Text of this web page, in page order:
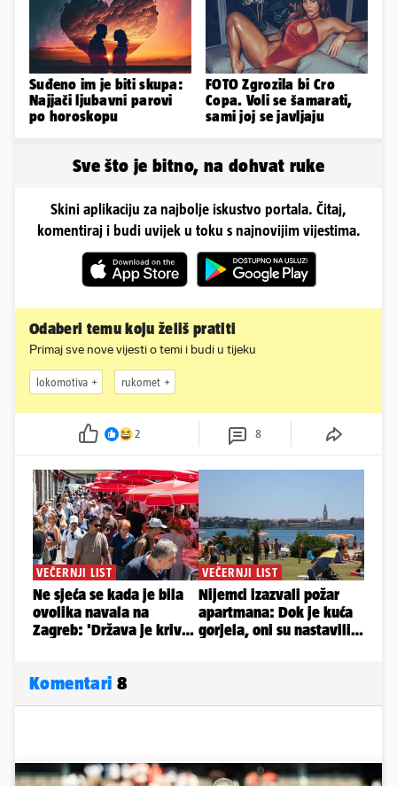
Suđeno im je biti skupa:
Najjači ljubavni parovi
po horoskopu
FOTO Zgrozila bi Cro
Copa. Voli se šamarati,
sami joj se javljaju
Sve što je bitno, na dohvat ruke
Skini aplikaciju za najbolje iskustvo portala. Čitaj,
komentiraj i budi uvijek u toku s najnovijim vijestima.
Odaberi temu koju želiš pratiti
Primaj sve nove vijesti o temi i budi u tijeku
lokomotiva rukomet
2 8
Komentari 8